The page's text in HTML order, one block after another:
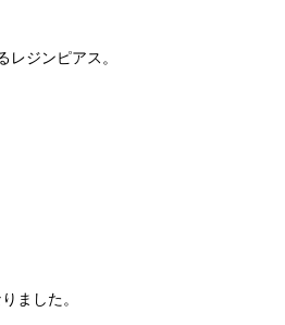
レジンピアス。
ました。